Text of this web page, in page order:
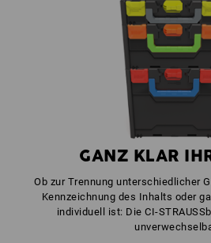
STRAUSSbox Verschlüsse
STRAUSSbox Frontgriff 118 +
GANZ KLAR
Ob zur Trennung unterschiedlicher
Kennzeichnung des Inhalts oder
individuell ist: Die CI-